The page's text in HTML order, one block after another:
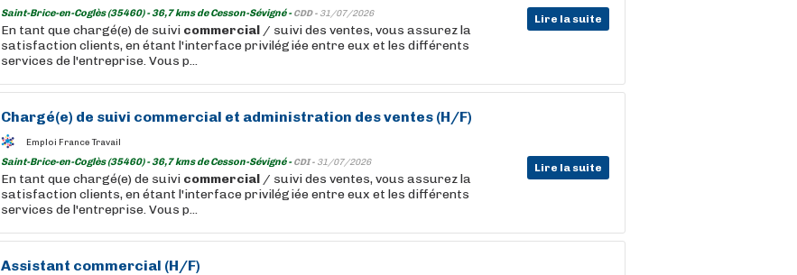
Saint-Brice-en-Coglès (35460) - 36,7 kms de Cesson-Sévigné -CDD - 31/07/2026 Lire la suite
En tant que chargé(e) de suivi commercial / suivi des ventes, vous assurez la
satisfaction clients, en étant l'interface privilégiée entre eux et les différents
services de l'entreprise. Vous p...
Chargé(e) de suivi commercial et administration des ventes (H/F)
Emploi France Travail
Saint-Brice-en-Coglès (35460) - 36,7 kms de Cesson-Sévigné -CDI - 31/07/2026 Lire la suite
En tant que chargé(e) de suivi commercial / suivi des ventes, vous assurez la
satisfaction clients, en étant l'interface privilégiée entre eux et les différents
services de l'entreprise. Vous p...
Assistant commercial (H/F)